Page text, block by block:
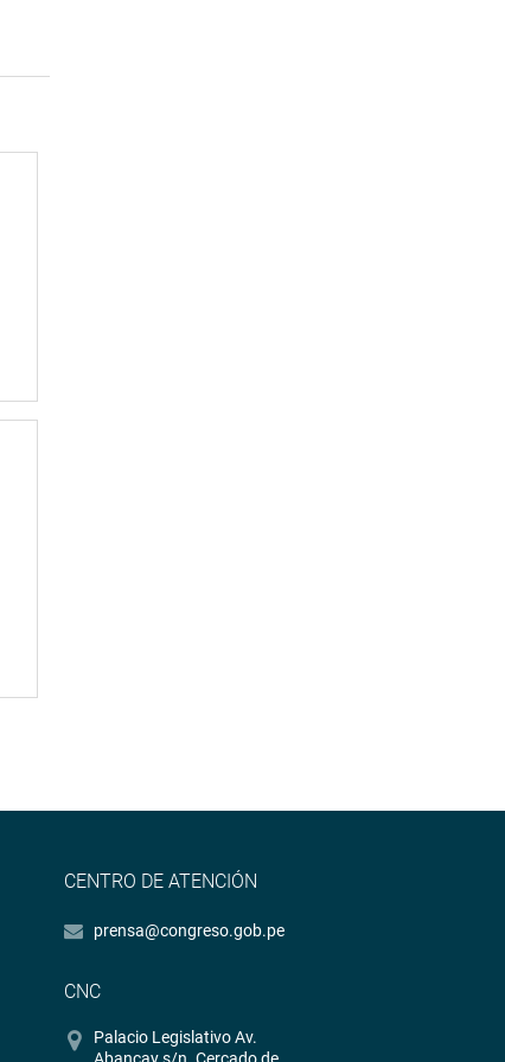
CENTRO DE ATENCIÓN
prensa@congreso.gob.pe
CNC
Palacio Legislativo Av.